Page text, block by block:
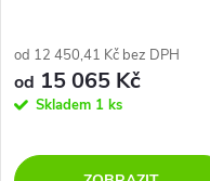
r
o
d
r
o
od 12 450,41 Kč bez DPH
od 15 065 Kč
Skladem 1 ks